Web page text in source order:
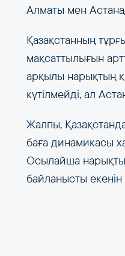
Алматы мен
Қазақстанның
мақсаттылығын
арқылы нарықтың
күтілмейді, ал
Жалпы,
баға динамикасы
Осылайша
байланысты екенін